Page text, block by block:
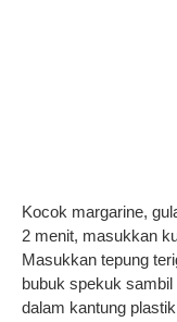
Kocok margarine,
2 menit, masukkan
Masukkan tepung
bubuk spekuk
dalam kantung